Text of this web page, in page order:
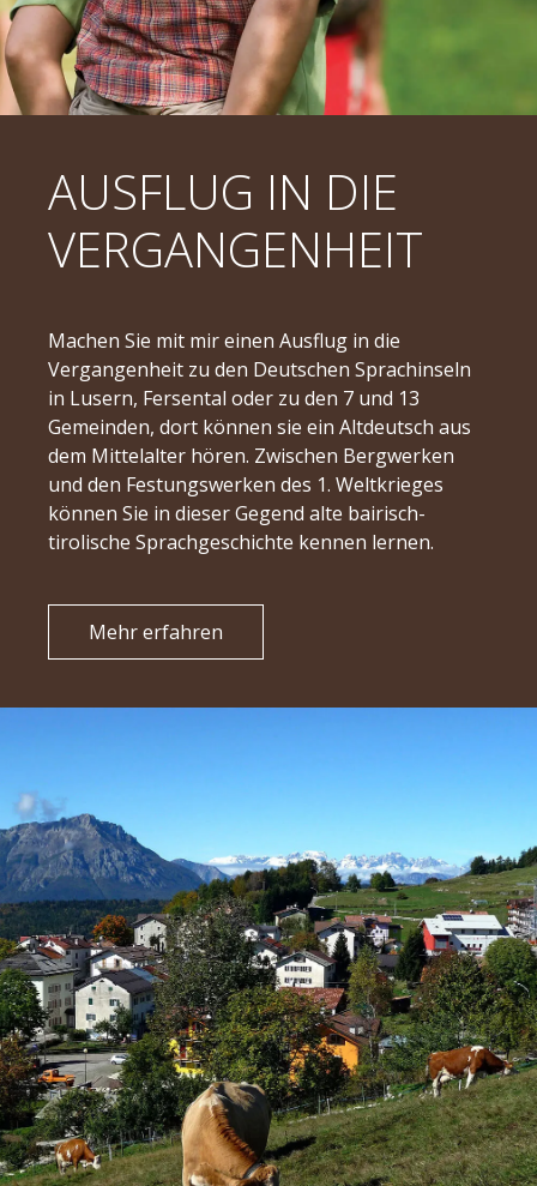
AUSFLUG IN DIE
VERGANGENHEIT
Machen Sie mit mir einen Ausflug in die
Vergangenheit zu den Deutschen Sprachinseln
in Lusern, Fersental oder zu den 7 und 13
Gemeinden, dort können sie ein Altdeutsch aus
dem Mittelalter hören. Zwischen Bergwerken
und den Festungswerken des 1. Weltkrieges
können Sie in dieser Gegend alte bairisch-
tirolische Sprachgeschichte kennen lernen.
Mehr erfahren